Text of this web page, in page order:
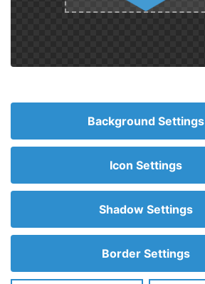
Background Settings
Icon Settings
Shadow Settings
Border Settings